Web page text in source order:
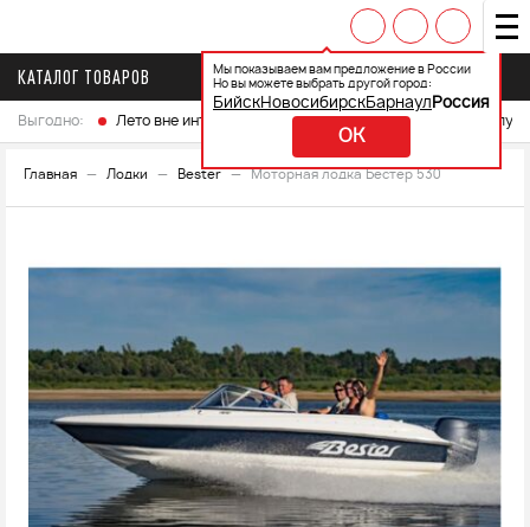
Мы показываем вам предложение в России
Но вы можете выбрать другой город:
БийскНовосибирскБарнаул Россия
OK
КАТАЛОГ ТОВАРОВ
Выгодно: Лето вне интренета Выберите свой мотоцикл и
Главная Лодки Bester Моторная лодка Бестер 530